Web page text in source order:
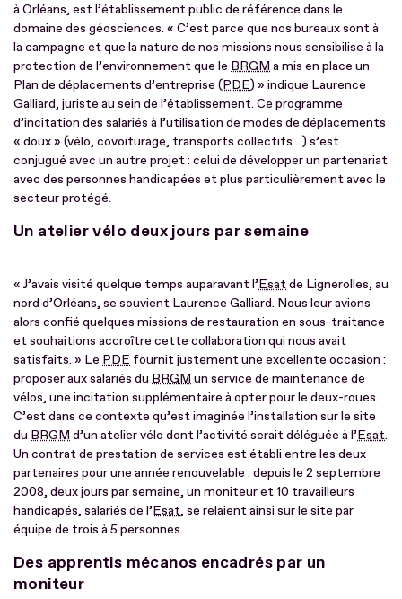
à Orléans, est l’établissement public de référence dans le
domaine des géosciences. « C’est parce que nos bureaux sont à
la campagne et que la nature de nos missions nous sensibilise à la
protection de l’environnement que le BRGM a mis en place un
Plan de déplacements d’entreprise (PDE) » indique Laurence
Galliard, juriste au sein de l’établissement. Ce programme
d’incitation des salariés à l’utilisation de modes de déplacements
« doux » (vélo, covoiturage, transports collectifs…) s’est
conjugué avec un autre projet : celui de développer un partenariat
avec des personnes handicapées et plus particulièrement avec le
secteur protégé.
Un atelier vélo deux jours par semaine
« J’avais visité quelque temps auparavant l’Esatde Lignerolles, au
nord d’Orléans, se souvient Laurence Galliard. Nous leur avions
alors confié quelques missions de restauration en sous-traitance
et souhaitions accroître cette collaboration qui nous avait
satisfaits. » Le PDE fournit justement une excellente occasion :
proposer aux salariés du BRGM un service de maintenance de
vélos, une incitation supplémentaire à opter pour le deux-roues.
C’est dans ce contexte qu’est imaginée l’installation sur le site
du BRGM d’un atelier vélo dont l’activité serait déléguée à l’Esat.
Un contrat de prestation de services est établi entre les deux
partenaires pour une année renouvelable : depuis le 2 septembre
2008, deux jours par semaine, un moniteur et 10 travailleurs
handicapés, salariés de l’Esat, se relaient ainsi sur le site par
équipe de trois à 5 personnes.
Des apprentis mécanos encadrés par un
moniteur